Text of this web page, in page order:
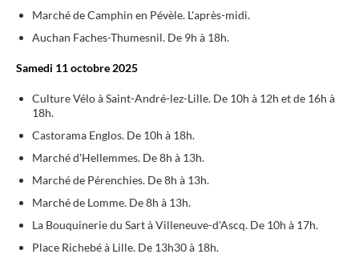
Marché de Camphin en Pévèle. L'après-midi.
Auchan Faches-Thumesnil. De 9h à 18h.
Samedi 11 octobre 2025
Culture Vélo à Saint-André-lez-Lille. De 10h à 12h et de 16h à
18h.
Castorama Englos. De 10h à 18h.
Marché d'Hellemmes. De 8h à 13h.
Marché de Pérenchies. De 8h à 13h.
Marché de Lomme. De 8h à 13h.
La Bouquinerie du Sart à Villeneuve-d'Ascq. De 10h à 17h.
Place Richebé à Lille. De 13h30 à 18h.